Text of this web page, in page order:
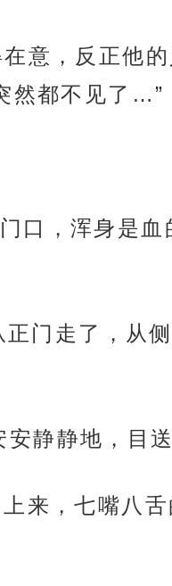
意，反正他
然都不见了…”
口，浑身是血
门走了，从
静静地，目送
来，七嘴八舌